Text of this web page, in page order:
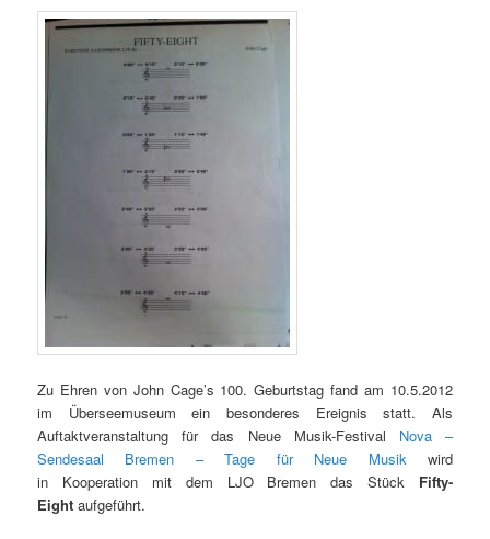
Zu Ehren von John Cage’s 100. Geburtstag fand am 10.5.2012
im Überseemuseum ein besonderes Ereignis statt. Als
Auftaktveranstaltung für das Neue Musik-Festival Nova –
Sendesaal Bremen – Tage für Neue Musikwird
in Kooperation mit dem LJO Bremen das Stück Fifty-
Eight aufgeführt.